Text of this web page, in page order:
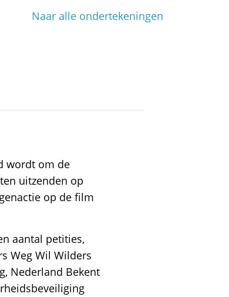
Naar alle ondertekeningen
wordt om de
uitzenden op
op de film
aantal petities,
Weg Wil Wilders
Nederland Bekent